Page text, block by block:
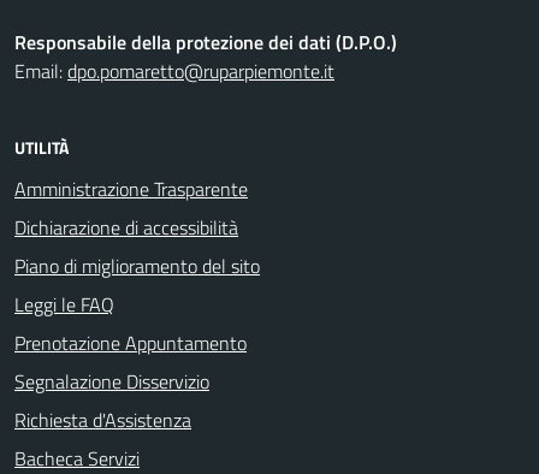
Responsabile della protezione dei dati (D.P.O.)
Email:dpo.pomaretto@ruparpiemonte.it
UTILITÀ
Amministrazione Trasparente
Dichiarazione di accessibilità
Piano di miglioramento del sito
Leggi le FAQ
Prenotazione Appuntamento
Segnalazione Disservizio
Richiesta d'Assistenza
Bacheca Servizi